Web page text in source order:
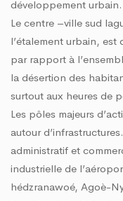
développement urbain.
Le centre –ville sud
l’étalement urbain, est
par rapport à
la désertion des
surtout aux heures de
Les pôles majeurs
autour
administratif et
industrielle de
hédzranawoé, Agoè-